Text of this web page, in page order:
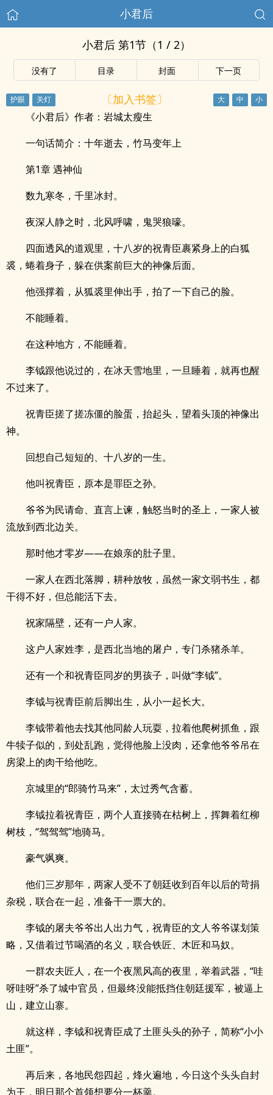
小君后
小君后 第1节（1 / 2）
没有了 目录 封面 下一页
〔加入书签〕
《小君后》作者：岩城太瘦生
一句话简介：十年逝去，竹马变年上
第1章 遇神仙
数九寒冬，千里冰封。
夜深人静之时，北风呼啸，鬼哭狼嚎。
四面透风的道观里，十八岁的祝青臣裹紧身上的白狐
裘，蜷着身子，躲在供案前巨大的神像后面。
他强撑着，从狐裘里伸出手，拍了一下自己的脸。
不能睡着。
在这种地方，不能睡着。
李钺跟他说过的，在冰天雪地里，一旦睡着，就再也醒
不过来了。
祝青臣搓了搓冻僵的脸蛋，抬起头，望着头顶的神像出
神。
回想自己短短的、十八岁的一生。
他叫祝青臣，原本是罪臣之孙。
爷爷为民请命、直言上谏，触怒当时的圣上，一家人被
流放到西北边关。
那时他才零岁——在娘亲的肚子里。
一家人在西北落脚，耕种放牧，虽然一家文弱书生，都
干得不好，但总能活下去。
祝家隔壁，还有一户人家。
这户人家姓李，是西北当地的屠户，专门杀猪杀羊。
还有一个和祝青臣同岁的男孩子，叫做“李钺”。
李钺与祝青臣前后脚出生，从小一起长大。
李钺带着他去找其他同龄人玩耍，拉着他爬树抓鱼，跟
牛犊子似的，到处乱跑，觉得他脸上没肉，还拿他爷爷吊在
房梁上的肉干给他吃。
京城里的“郎骑竹马来”，太过秀气含蓄。
李钺拉着祝青臣，两个人直接骑在枯树上，挥舞着红柳
树枝，“驾驾驾”地骑马。
豪气飒爽。
他们三岁那年，两家人受不了朝廷收到百年以后的苛捐
杂税，联合在一起，准备干一票大的。
李钺的屠夫爷爷出人出力气，祝青臣的文人爷爷谋划策
略，又借着过节喝酒的名义，联合铁匠、木匠和马奴。
一群农夫匠人，在一个夜黑风高的夜里，举着武器，“哇
呀哇呀”杀了城中官员，但最终没能抵挡住朝廷援军，被逼上
山，建立山寨。
就这样，李钺和祝青臣成了土匪头头的孙子，简称“小小
土匪”。
再后来，各地民怨四起，烽火遍地，今日这个头头自封
为王，明日那个首领想要分一杯羹。